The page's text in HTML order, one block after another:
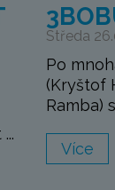
Středa
Po
(Kryštof
Ramba)
Více